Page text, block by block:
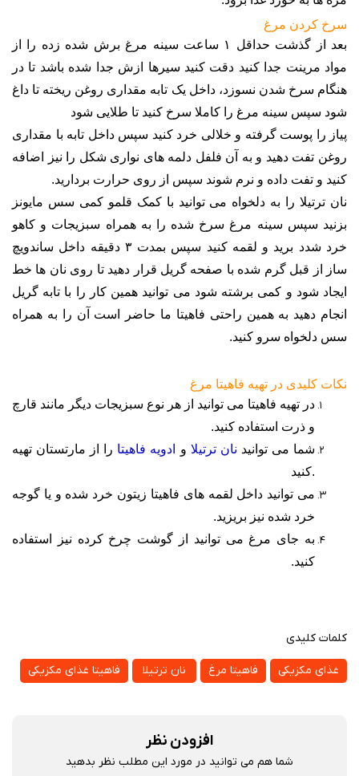
سرخ کردن مرغ
بعد از گذشت حداقل ۱ ساعت سینه مرغ برش شده زده را از
مواد مرینت جدا کنید دقت کنید سیرها ازش جدا شده باشد تا در
هنگام سرخ شدن نسوزد، داخل یک تابه مقداری روغن ریخته تا داغ
شود سپس سینه مرغ را کاملا سرخ کنید تا طلایی شود
پیاز را پوست گرفته و خلالی خرد کنید سپس داخل تابه با مقداری
روغن تفت دهید و به آن فلفل دلمه های نواری شکل را نیز اضافه
کنید و تفت داده و نرم شوند سپس از روی حرارت بردارید.
نان ترتیلا را به دلخواه می توانید با کمک قلمو کمی سس مایونز
بزنید سپس سینه مرغ سرخ شده را به همراه سبزیجات و کاهو
خرد شدد برید و لقمه کنید سپس بمدت ۳ دقیقه داخل ساندویچ
ساز از قبل گرم شده با صفحه گریل قرار دهید تا روی نان ها خط
ایجاد شود و کمی برشته شود می توانید همین کار را با تابه گریل
انجام دهید به همین راحتی فاهیتا ما حاضر است آن را به همراه
سس دلخواه سرو کنید.
نکات کلیدی در تهیه فاهیتا مرغ
در تهیه فاهیتا می توانید از هر نوع سبزیجات دیگر مانند قارچ
و ذرت استفاده کنید.
شما می توانید نان ترتیلا و ادویه فاهیتا را از مارتستان تهیه
کنید.
می توانید داخل لقمه های فاهیتا زیتون خرد شده و یا گوجه
خرد شده نیز بریزید.
به جای مرغ می توانید از گوشت چرخ کرده نیز استفاده
کنید.
کلمات کلیدی
غذای مکزیکی فاهیتا مرغ نان ترتیلا فاهیتا غذای مکزیکی
افزودن نظر
شما هم می توانید در مورد این مطلب نظر بدهید